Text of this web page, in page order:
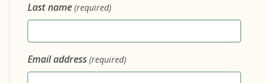
Last name (required)
Email address (required)